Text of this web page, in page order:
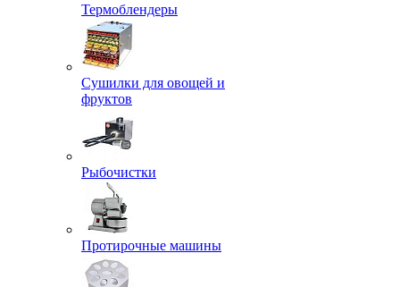
Термоблендеры
Сушилки для овощей и
фруктов
Рыбочистки
Протирочные машины